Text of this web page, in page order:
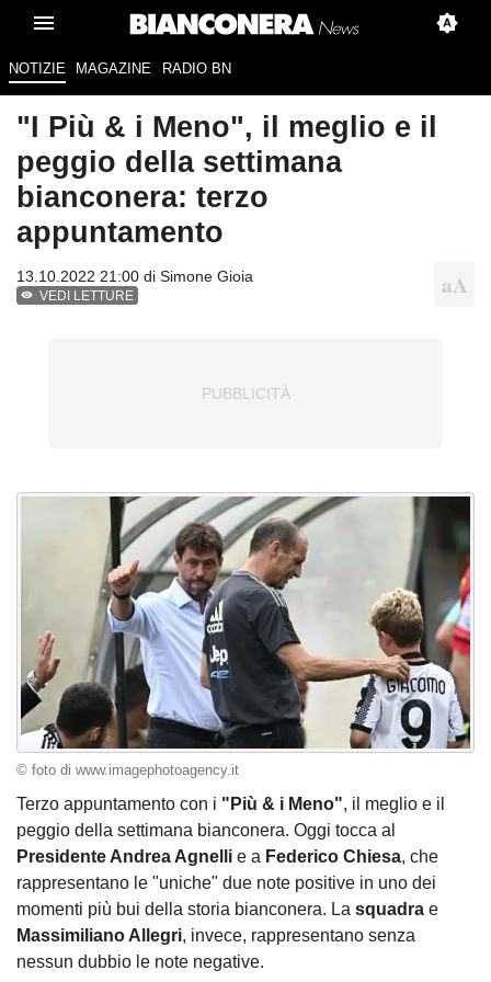
NOTIZIE MAGAZINE RADIO BN
"I Più & i Meno", il meglio e il
peggio della settimana
bianconera: terzo
appuntamento
13.10.2022 21:00 di Simone Gioia
VEDI LETTURE
© foto di www.imagephotoagency.it
Terzo appuntamento con i "Più & i Meno", il meglio e il
peggio della settimana bianconera. Oggi tocca al
Presidente Andrea Agnelli e a Federico Chiesa, che
rappresentano le "uniche" due note positive in uno dei
momenti più bui della storia bianconera. La squadra e
Massimiliano Allegri, invece, rappresentano senza
nessun dubbio le note negative.